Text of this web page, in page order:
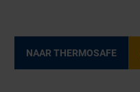
NAAR THERMOSAFE